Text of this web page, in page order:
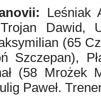
Leśniak
Dawid,
(65
Szczepan),
(58 Mrożek
Paweł.